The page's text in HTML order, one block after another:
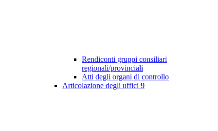
Rendiconti gruppi consiliari
regionali/provinciali
Atti degli organi di controllo
Articolazione degli uffici 9